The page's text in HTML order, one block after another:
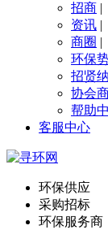
招商 |
资讯 |
商圈 |
环保
招贤
协会
帮助
客服中心
环保供应
采购招标
环保服务商